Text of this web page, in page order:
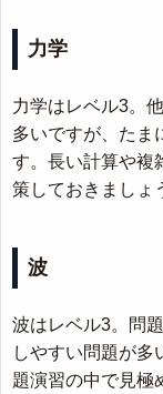
力学
力学はレベル3。
多いですが、たま
す。長い計算や複
策しておきましょ
波
波はレベル3。問
しやすい問題が多
題演習の中で見極